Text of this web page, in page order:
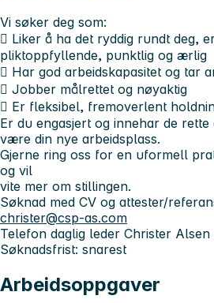
Vi søker deg som:
 Liker å ha det ryddig rundt deg,
pliktoppfyllende, punktlig og ærlig
 Har god arbeidskapasitet og tar
 Jobber målrettet og nøyaktig
 Er fleksibel, fremoverlent
Er du engasjert og innehar de
være din nye arbeidsplass.
Gjerne ring oss for en uformell
og vil
vite mer om stillingen.
Søknad med CV og attester/
christer@csp-as.com
Telefon daglig leder Christer Alsen
Søknadsfrist: snarest
Arbeidsoppgaver